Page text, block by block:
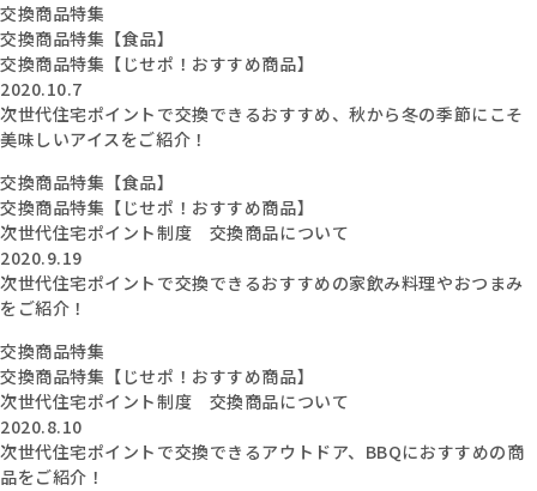
交換商品特集
交換商品特集【食品】
交換商品特集【じせポ！おすすめ商品】
2020.10.7
次世代住宅ポイントで交換できるおすすめ、秋から冬の季節にこそ
美味しいアイスをご紹介！
交換商品特集【食品】
交換商品特集【じせポ！おすすめ商品】
次世代住宅ポイント制度 交換商品について
2020.9.19
次世代住宅ポイントで交換できるおすすめの家飲み料理やおつまみ
をご紹介！
交換商品特集
交換商品特集【じせポ！おすすめ商品】
次世代住宅ポイント制度 交換商品について
2020.8.10
次世代住宅ポイントで交換できるアウトドア、BBQにおすすめの商
品をご紹介！